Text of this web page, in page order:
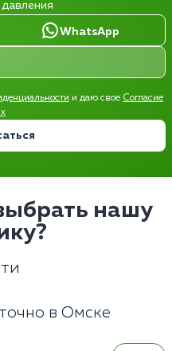
WhatsApp
и даю свое Согласие
нашу
в Омске